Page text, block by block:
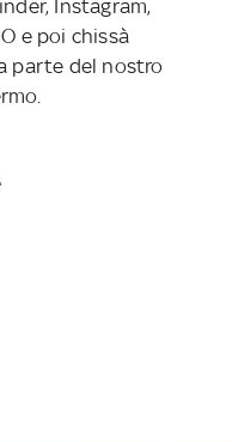
Instagram,
e poi chissà
parte del nostro